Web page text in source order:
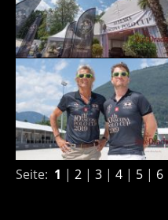
Seite: 1 | 2 | 3 | 4 | 5 | 6